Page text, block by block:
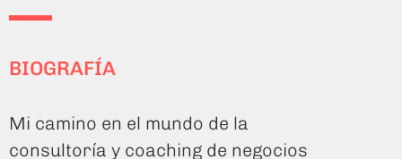
BIOGRAFÍA
Mi camino en el mundo de la
consultoría y coaching de negocios